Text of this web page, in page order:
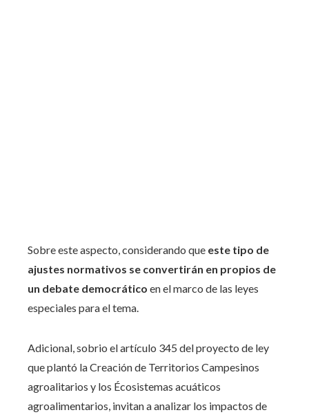
Sobre este aspecto, considerando que este tipo de
ajustes normativos se convertirán en propios de
un debate democrático en el marco de las leyes
especiales para el tema.
Adicional, sobrio el artículo 345 del proyecto de ley
que plantó la Creación de Territorios Campesinos
agroalitarios y los Écosistemas acuáticos
agroalimentarios, invitan a analizar los impactos de